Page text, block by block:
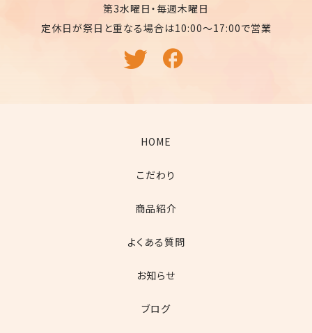
第3水曜日・毎週木曜日
定休日が祭日と重なる場合は10:00〜17:00で営業
HOME
こだわり
商品紹介
よくある質問
お知らせ
ブログ